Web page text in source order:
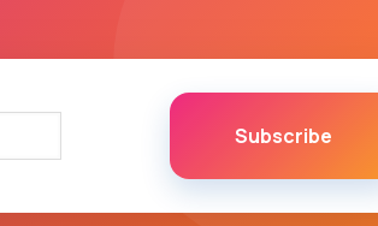
Subscribe